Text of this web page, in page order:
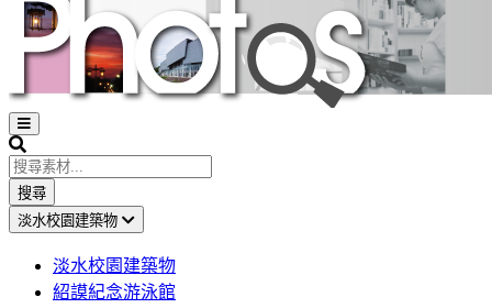
Open
sidebar
Search
搜尋
淡水校園建築物
淡水校園建築物
紹謨紀念游泳館